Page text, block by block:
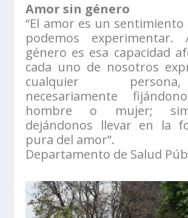
Amor sin género
“El amor es un
podemos experimentar.
género es esa capacidad
cada uno de nosotros
cualquier
necesariamente
hombre o mujer;
dejándonos llevar en la
pura del amor”.
Departamento de Salud